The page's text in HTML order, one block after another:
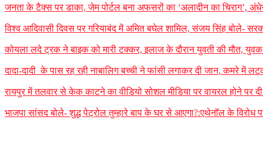
जनता के टैक्स पर डाका, जेम पोर्टल बना अफसरों का ‘अलादीन का चिराग’,
विश्व आदिवासी दिवस पर गरियाबंद में अमित बघेल शामिल, संजय सिंह बोले-
कोयला लदे ट्रक ने बाइक को मारी टक्कर, इलाज के दौरान युवती की मौत,
दादा-दादी के पास रह रही नाबालिग बच्ची ने फांसी लगाकर दी जान, कमरे में
रायपुर में तलवार से केक काटने का वीडियो सोशल मीडिया पर वायरल होने पर
भाजपा सांसद बोले- शुद्ध पेट्रोल तुम्हारे बाप के घर से आएगा?:एथेनॉल के